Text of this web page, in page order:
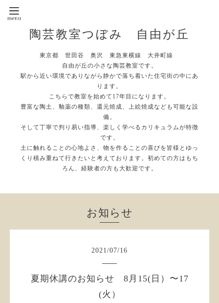
陶芸教室つぼみ 自由が丘
東京都 世田谷 奥沢 東急東横線 大井町線
自由が丘の小さな陶芸教室です。
駅から近い環境でありながら静かで落ち着いた住宅街の中にあ
ります。
こちらで教室を始めて17年目になります。
豊富な陶土、釉薬の種類、還元焼成、上絵焼成なども可能な設
備。
そして丁寧で判り易い指導、楽しく学べるカリキュラムが特徴
です。
土に触れることの心地よさ、物を作ることの喜びを皆様とゆっ
くり積み重ねて行きたいと考えております。初めての方はもち
ろん、経験者の方も大歓迎です。
お知らせ
2021/07/16
夏期休講のお知らせ 8月15(日）〜17
(火）